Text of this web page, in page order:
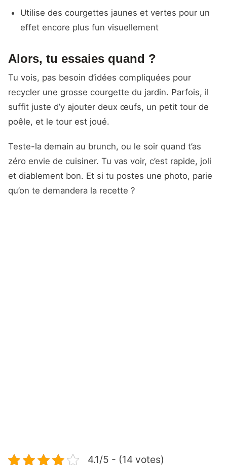
Utilise des courgettes jaunes et vertes pour un
effet encore plus fun visuellement
Alors, tu essaies quand ?
Tu vois, pas besoin d’idées compliquées pour
recycler une grosse courgette du jardin. Parfois, il
suffit juste d’y ajouter deux œufs, un petit tour de
poêle, et le tour est joué.
Teste-la demain au brunch, ou le soir quand t’as
zéro envie de cuisiner. Tu vas voir, c’est rapide, joli
et diablement bon. Et si tu postes une photo, parie
qu’on te demandera la recette ?
4.1/5 - (14 votes)